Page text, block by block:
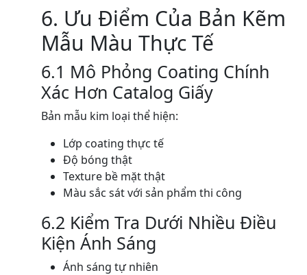
6. Ưu Điểm Của Bản Kẽm
Mẫu Màu Thực Tế
6.1 Mô Phỏng Coating Chính
Xác Hơn Catalog Giấy
Bản mẫu kim loại thể hiện:
Lớp coating thực tế
Độ bóng thật
Texture bề mặt thật
Màu sắc sát với sản phẩm thi công
6.2 Kiểm Tra Dưới Nhiều Điều
Kiện Ánh Sáng
Ánh sáng tự nhiên